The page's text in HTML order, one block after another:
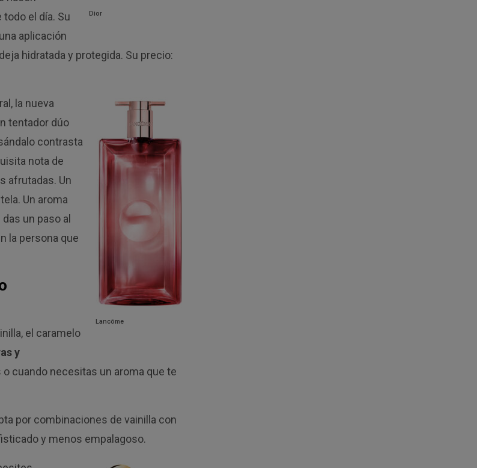
Dior
el día. Su
aplicación
hidratada y protegida. Su precio:
Lancôme
la nueva
tentador dúo
contrasta
nota de
afrutadas. Un
Un aroma
un paso al
la persona que
el caramelo
y
cuando necesitas un aroma que te
por combinaciones de vainilla con
y menos empalagoso.